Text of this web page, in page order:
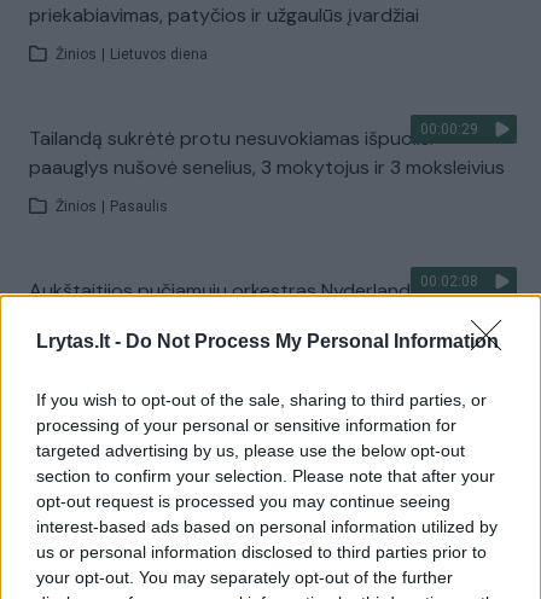
Lrytas.lt - Do Not Process My Personal Information
If you wish to opt-out of the sale, sharing to third parties, or
processing of your personal or sensitive information for
targeted advertising by us, please use the below opt-out
section to confirm your selection. Please note that after your
opt-out request is processed you may continue seeing
interest-based ads based on personal information utilized by
us or personal information disclosed to third parties prior to
your opt-out. You may separately opt-out of the further
priekabiavimas, patyčios ir užgaulūs įvardžiai
Žinios Lietuvos diena
00:00:29
Tailandą sukrėtė protu nesuvokiamas išpuolis:
paauglys nušovė senelius, 3 mokytojus ir 3 moksleivius
Žinios Pasaulis
00:02:08
Aukštaitijos pučiamųjų orkestras Nyderlanduose
Visi įrašai
Žiūrimiausi įrašai